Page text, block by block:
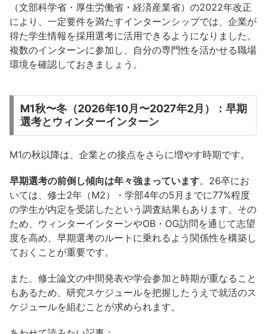
（文部科学省・厚生労働省・経済産業省）の2022年改正
により、一定要件を満たすインターンシップでは、企業が
得た学生情報を採用選考に活用できるようになりました。
複数のインターンに参加し、自分の専門性を活かせる職場
環境を確認しておきましょう。
M1秋〜冬（2026年10月〜2027年2月）：早期
選考とウィンターインターン
M1の秋以降は、企業との接点をさらに増やす時期です。
早期選考の前倒し傾向は年々強まっています。26卒にお
いては、修士2年（M2）・学部4年の5月までに77%程度
の学生が内定を受諾したという調査結果もあります。その
ため、ウィンターインターンやOB・OG訪問を通じて志望
度を高め、早期選考のルートに乗れるよう関係性を構築し
ておくことが重要です。
また、修士論文の中間発表や学会参加と時期が重なること
もあるため、研究スケジュールを把握したうえで就活のス
ケジュールを組むことが求められます。